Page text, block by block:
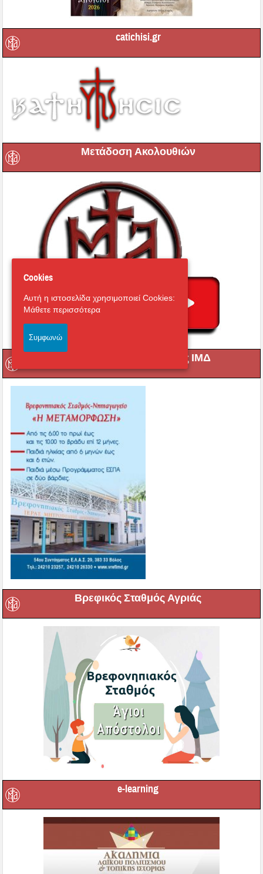
catichisi.gr
Μετάδοση Ακολουθιών
Βρεφονηπιακός Σταθμός ΙΜΔ
Βρεφικός Σταθμός Αγριάς
e-learning
Cookies
Αυτή η ιστοσελίδα χρησιμοποιεί Cookies:
Μάθετε περισσότερα
Συμφωνώ